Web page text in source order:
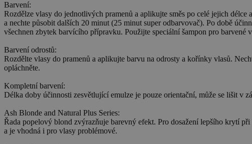
Barvení:
Rozdělze vlasy do jednotlivých pramenů a aplikujte směs po celé jejich
a nechte působit dalších 20 minut (25 minut super odbarvovač). Po době
všechnen zbytek barvícího přípravku. Použijte speciální šampon pro barvené
Barvení odrostů:
Rozdělte vlasy do pramenů a aplikujte barvu na odrosty a kořínky vlasů.
opláchněte.
Kompletní barvení:
Délka doby účinnosti zesvětlující emulze je pouze orientační, může se lišit v
Ash Blonde and Natural Plus Series:
Řada popelový blond zvýrazňuje barevný efekt. Pro dosažení lepšího krytí
a je vhodná i pro vlasy problémové.